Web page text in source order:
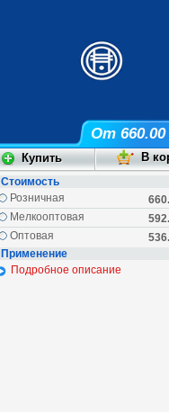
От 660.00
Стоимость
Розничная
Мелкооптовая
Оптовая
Применение
Подробное описание